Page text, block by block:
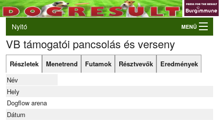
Nyitó MENÜ
Belépés
VB és EO válogatók
Élő eredmények
Rendezvények
Kutyák
VB támogatói pancsolás és verseny
Részletek Menetrend Futamok Résztvevők
Eredmények
Név
Hely
Dogflow arena
Dátum